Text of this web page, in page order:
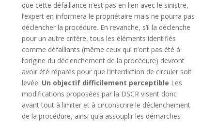
que cette défaillance n’est pas en lien avec le sinistre,
l’expert en informera le propriétaire mais ne pourra pas
déclencher la procédure. En revanche, s’il la déclenche
pour un autre critère, tous les éléments identifiés
comme défaillants (même ceux qui n’ont pas été à
l’origine du déclenchement de la procédure) devront
avoir été réparés pour que l’interdiction de circuler soit
levée. Un objectif difficilement perceptible Les
modifications proposées par la DSCR visent donc
avant tout à limiter et à circonscrire le déclenchement
de la procédure, ainsi qu’à assouplir les démarches